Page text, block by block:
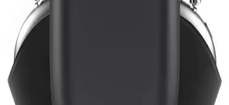
Pro 3 Kulaklıklar: Yüksek Kaliteli Ses Deneyimi İçin
En İyi Seçenekler
Pro 3 kulaklıklar, yüksek çözünürlüklü ses, gürültü engelleme ve
uzun pil ömrü ile profesyonel ve kişisel kullanımlar için ideal
seçenekler sunar.
Teknoloji Gelsin Oyuncu Kulaklığı ve Xiaomi
Redmi Buds 6 Lite Karşılaştırması